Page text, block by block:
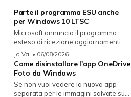
Parte il programma ESU anche
per Windows 10 LTSC
Microsoft annuncia il programma
esteso di ricezione aggiornamenti
per...
Jo Val • 06/08/2026
Come disinstallare l'app OneDrive
Foto da Windows
Se non vuoi vedere la nuova app
separata per le immagini salvate su